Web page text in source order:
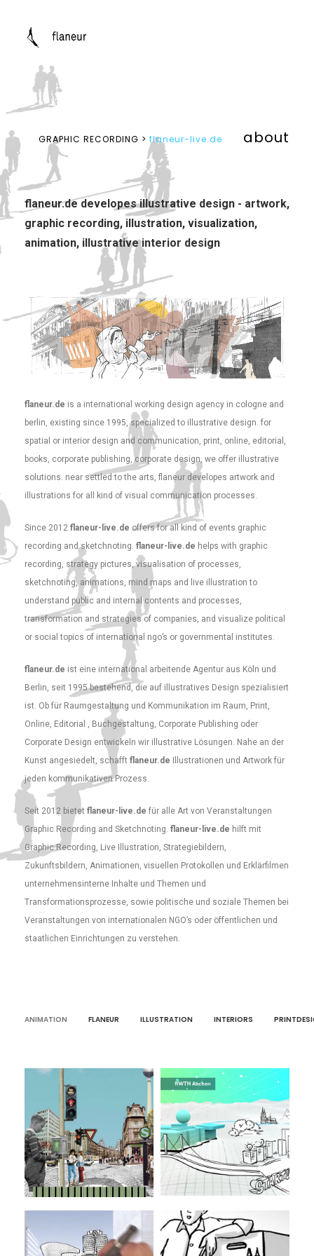
GRAPHIC RECORDING > flaneur-live.de about
flaneur.dedevelopes illustrative design - artwork,
graphic recording, illustration, visualization,
animation, illustrative interior design
flaneur.de is a international working design agency in cologne and
berlin, existing since 1995, specialized to illustrative design. for
spatial or interior design and communication, print, online, editorial,
books, corporate publishing, corporate design, we offer illustrative
solutions. near settled to the arts, flaneur developes artwork and
illustrations for all kind of visual communication processes.
Since 2012 flaneur-live.de offers for all kind of events graphic
recording and sketchnoting. flaneur-live.de helps with graphic
recording, strategy pictures, visualisation of processes,
sketchnoting, animations, mind maps and live illustration to
understand public and internal contents and processes,
transformation and strategies of companies, and visualize political
or social topics of international ngo’s or governmental institutes.
flaneur.de ist eine international arbeitende Agentur aus Köln und
Berlin, seit 1995 bestehend, die auf illustratives Design spezialisiert
ist. Ob für Raumgestaltung und Kommunikation im Raum, Print,
Online, Editorial , Buchgestaltung, Corporate Publishing oder
Corporate Design entwickeln wir illustrative Lösungen. Nahe an der
Kunst angesiedelt, schafft flaneur.de Illustrationen und Artwork für
jeden kommunikativen Prozess.
Seit 2012 bietet flaneur-live.de für alle Art von Veranstaltungen
Graphic Recording and Sketchnoting. flaneur-live.de hilft mit
Graphic Recording, Live Illustration, Strategiebildern,
Zukunftsbildern, Animationen, visuellen Protokollen und Erklärfilmen
unternehmensinterne Inhalte und Themen und
Transformationsprozesse, sowie politische und soziale Themen bei
Veranstaltungen von internationalen NGO’s oder öffentlichen und
staatlichen Einrichtungen zu verstehen.
ANIMATION FLANEUR ILLUSTRATION INTERIORS
Ampelmann GmbH,